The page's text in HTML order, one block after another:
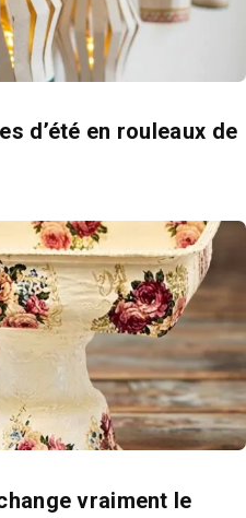
d’été en rouleaux de
vraiment le